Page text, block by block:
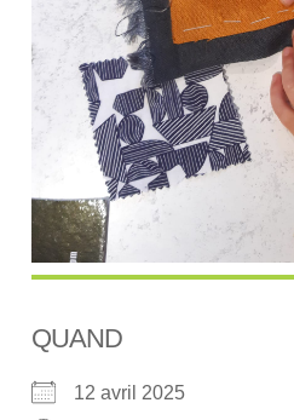
QUAND
12 avril 2025